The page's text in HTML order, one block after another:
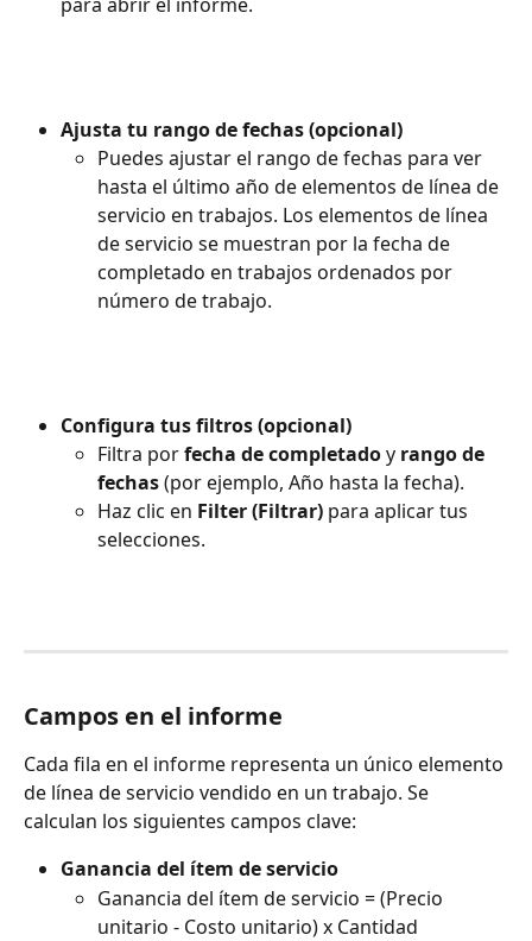
Ajusta tu rango de fechas (opcional)
Puedes ajustar el rango de fechas para ver
hasta el último año de elementos de línea de
servicio en trabajos. Los elementos de línea
de servicio se muestran por la fecha de
completado en trabajos ordenados por
número de trabajo.
Configura tus filtros (opcional)
Filtra por fecha de completado y rango de
fechas (por ejemplo, Año hasta la fecha).
Haz clic en Filter (Filtrar) para aplicar tus
selecciones.
Campos en el informe
Cada fila en el informe representa un único elemento
de línea de servicio vendido en un trabajo. Se
calculan los siguientes campos clave:
Ganancia del ítem de servicio
Ganancia del ítem de servicio = (Precio
unitario - Costo unitario) x Cantidad